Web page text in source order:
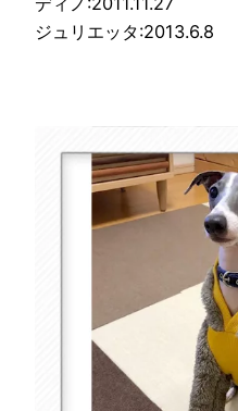
ジュリエッタ:2013.6.8